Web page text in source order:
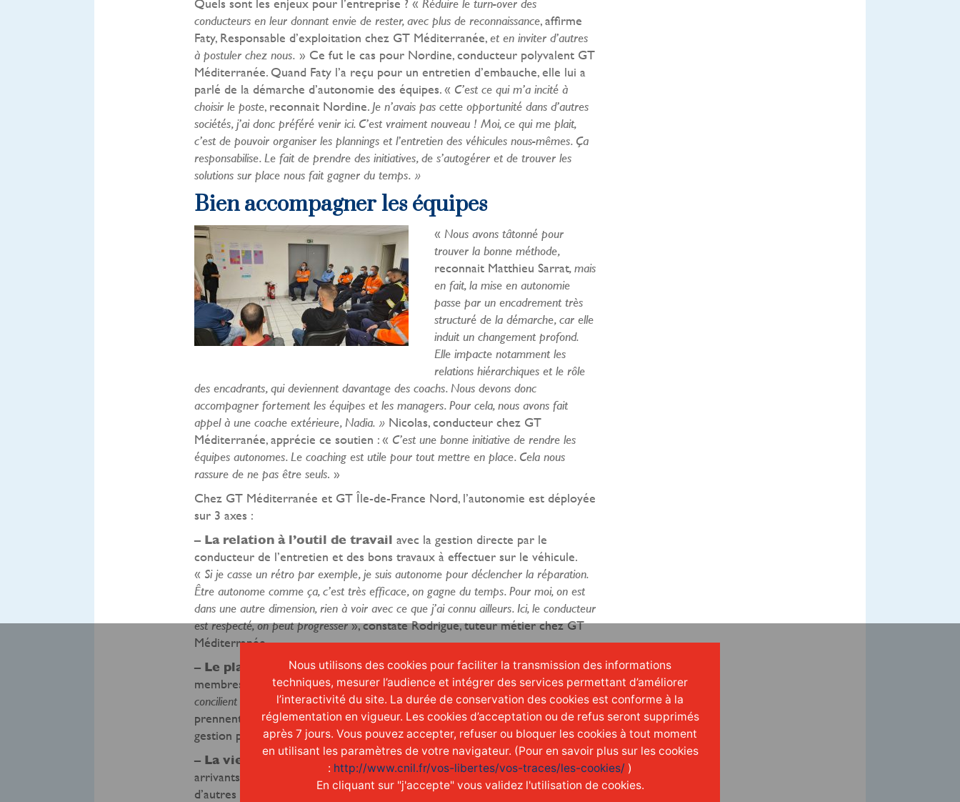
Quels sont les enjeux pour l’entreprise ? « Réduire le turn-over des
conducteurs en leur donnant envie de rester, avec plus de reconnaissance, affirme
Faty, Responsable d’exploitation chez GT Méditerranée, et en inviter d’autres
à postuler chez nous. » Ce fut le cas pour Nordine, conducteur polyvalent GT
Méditerranée. Quand Faty l’a reçu pour un entretien d’embauche, elle lui a
parlé de la démarche d’autonomie des équipes. « C’est ce qui m’a incité à
choisir le poste, reconnait Nordine. Je n’avais pas cette opportunité dans d’autres
sociétés, j’ai donc préféré venir ici. C’est vraiment nouveau ! Moi, ce qui me plait,
c’est de pouvoir organiser les plannings et l’entretien des véhicules nous-mêmes. Ça
responsabilise. Le fait de prendre des initiatives, de s’autogérer et de trouver les
solutions sur place nous fait gagner du temps. »
Bien accompagner les équipes
« Nous avons tâtonné pour
trouver la bonne méthode,
reconnait Matthieu Sarrat, mais
en fait, la mise en autonomie
passe par un encadrement très
structuré de la démarche, car elle
induit un changement profond.
Elle impacte notamment les
relations hiérarchiques et le rôle
des encadrants, qui deviennent davantage des coachs. Nous devons donc
accompagner fortement les équipes et les managers. Pour cela, nous avons fait
appel à une coache extérieure, Nadia. » Nicolas, conducteur chez GT
Méditerranée, apprécie ce soutien : « C’est une bonne initiative de rendre les
équipes autonomes. Le coaching est utile pour tout mettre en place. Cela nous
rassure de ne pas être seuls. »
Chez GT Méditerranée et GT Île-de-France Nord, l’autonomie est déployée
sur 3 axes :
– La relation à l’outil de travail avec la gestion directe par le
conducteur de l’entretien et des bons travaux à effectuer sur le véhicule.
« Si je casse un rétro par exemple, je suis autonome pour déclencher la réparation.
Être autonome comme ça, c’est très efficace, on gagne du temps. Pour moi, on est
dans une autre dimension, rien à voir avec ce que j’ai connu ailleurs. Ici, le conducteur
est respecté, on peut progresser», constate Rodrigue, tuteur métier chez GT
Méditerranée.
– Le planning d’exploitation, à savoir la répartition des tournées entre
membres d’une même équipe. «Les conducteurs s’organisent entre eux et
concilient mieux leur vie professionnelle et personnelle», remarque Faty. Ils
prennent également en charge le calendrier des congés payés, avec une
gestion plus détendue des échanges entre salariés.
– La vie d’équipe, qui comprend l’accueil et la formation des nouveaux
arrivants, la sécurité et le recrutement collaboratif de conducteurs par
d’autres conducteurs. Tuteur métier Frigo chez Gt Méditerranée, Nicolas a
Nous utilisons des cookies pour faciliter la transmission des informations
techniques, mesurer l’audience et intégrer des services permettant d’améliorer
l’interactivité du site. La durée de conservation des cookies est conforme à la
réglementation en vigueur. Les cookies d’acceptation ou de refus seront supprimés
après 7 jours. Vous pouvez accepter, refuser ou bloquer les cookies à tout moment
en utilisant les paramètres de votre navigateur. (Pour en savoir plus sur les cookies
: http://www.cnil.fr/vos-libertes/vos-traces/les-cookies/ )
En cliquant sur "j'accepte" vous validez l'utilisation de cookies.